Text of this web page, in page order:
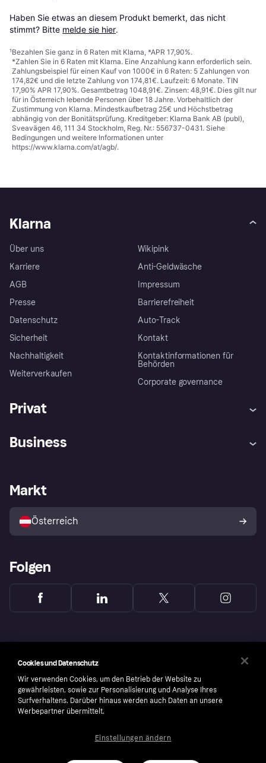
Haben Sie etwas an diesem Produkt bemerkt, das nicht
stimmt? Bitte melde sie hier.
¹Bezahlen Sie ganz in 6 Raten mit Klarna, *APR 17,90%.
*Zahlen Sie in 6 Raten mit Klarna. Eine Anzahlung kann erforderlich sein.
Zahlungsbeispiel für einen Kauf von 1000€ in 6 Raten: 5 Zahlungen von
174,82€ und die letzte Zahlung von 174,81€. Laufzeit: 6 Monate. TIN
17,90% APR 17,90%. Gesamtbetrag 1048,91€. Zinsen: 48,91€. Dies gilt nur
für in Österreich lebende Personen über 18 Jahre. Vorbehaltlich der
Zustimmung von Klarna. Mindestkaufbetrag 25€ und Höchstbetrag
abhängig von der Bonitätsprüfung. Kreditgeber: Klarna Bank AB (publ),
Sveavägen 46, 111 34 Stockholm, Reg. Nr.: 556737-0431. Siehe
Bedingungen und weitere Informationen unter
https://www.klarna.com/at/agb/.
Klarna
Über uns
Karriere
AGB
Presse
Datenschutz
Sicherheit
Nachhaltigkeit
Weiterverkaufen
Wikipink
Anti-Geldwäsche
Impressum
Barrierefreiheit
Auto-Track
Kontakt
Kontaktinformationen für
Behörden
Corporate governance
Privat
Shops entdecken
Business
Händlerportal
Markt
Österreich
Folgen
Cookies und Datenschutz
Wir verwenden Cookies, um den Betrieb der Website zu
gewährleisten, sowie zur Personalisierung und Analyse Ihres
Surfverhaltens. Darüber hinaus werden auch Daten an unsere
Werbepartner übermittelt.
Einstellungen ändern